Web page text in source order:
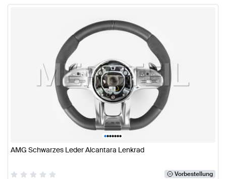
•••••••
AMG Schwarzes Leder Alcantara Lenkrad
Vorbestellung